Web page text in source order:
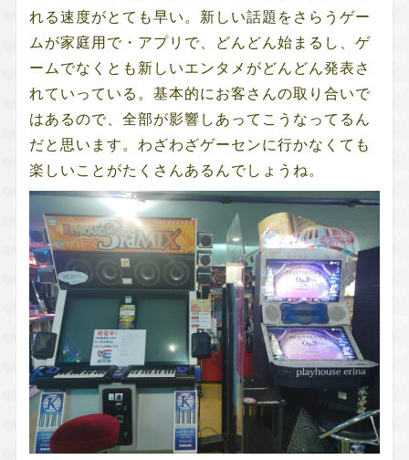
れる速度がとても早い。新しい話題をさらうゲー
ムが家庭用で・アプリで、どんどん始まるし、ゲ
ームでなくとも新しいエンタメがどんどん発表さ
れていっている。基本的にお客さんの取り合いで
はあるので、全部が影響しあってこうなってるん
だと思います。わざわざゲーセンに行かなくても
楽しいことがたくさんあるんでしょうね。